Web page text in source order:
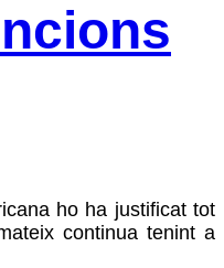
ho ha justificat tot
continua tenint a